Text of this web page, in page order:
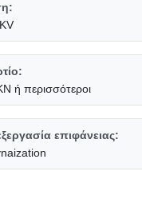
ή περισσότεροι
επιφάνειας: